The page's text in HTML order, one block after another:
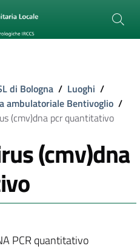
di Bologna / Luoghi /
ambulatoriale Bentivoglio /
(cmv)dna pcr quantitativo
(cmv)dna
PCR quantitativo